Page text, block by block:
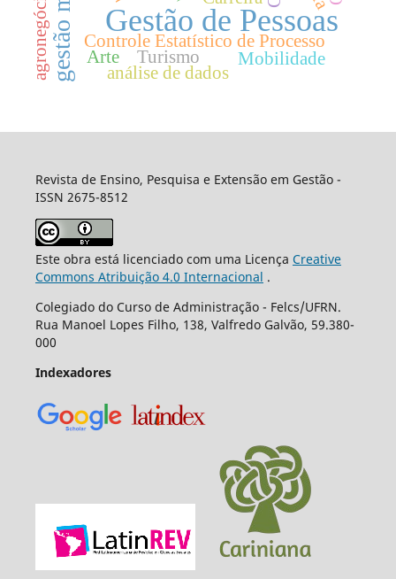
Gestão de Pessoas
Controle Estatístico de Processo
Turismo
análise de dados
Mobilidade
agronegócio Arte
Revista de Ensino, Pesquisa e Extensão em Gestão -
ISSN 2675-8512
Este obra está licenciado com uma Licença Creative
Commons Atribuição 4.0 Internacional .
Colegiado do Curso de Administração - Felcs/UFRN.
Rua Manoel Lopes Filho, 138, Valfredo Galvão, 59.380-
000
Indexadores